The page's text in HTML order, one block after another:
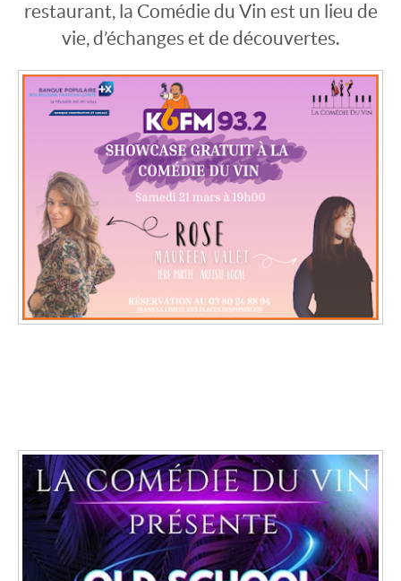
restaurant, la Comédie du Vin est un lieu de
vie, d’échanges et de découvertes.